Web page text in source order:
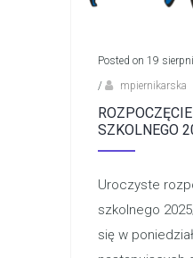
Posted on 19
/
mpiernikarska
SZKOLNEGO
Uroczyste
szkolnego
się w